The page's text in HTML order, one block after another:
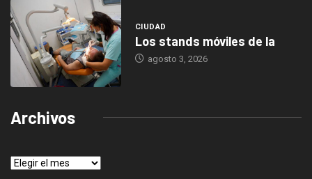
CIUDAD
Los stands móviles de la
agosto 3, 2026
Archivos
Archivos